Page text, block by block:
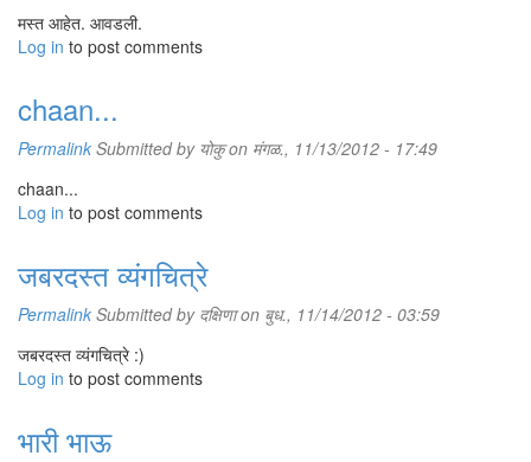
मस्त आहेत. आवडली.
Log in to post comments
chaan...
Permalink Submitted by योकुon मंगळ., 11/13/2012 - 17:49
chaan...
Log in to post comments
जबरदस्त व्यंगचित्रे
Permalink Submitted by दक्षिणाon बुध., 11/14/2012 - 03:59
जबरदस्त व्यंगचित्रे :)
Log in to post comments
भारी भाऊ